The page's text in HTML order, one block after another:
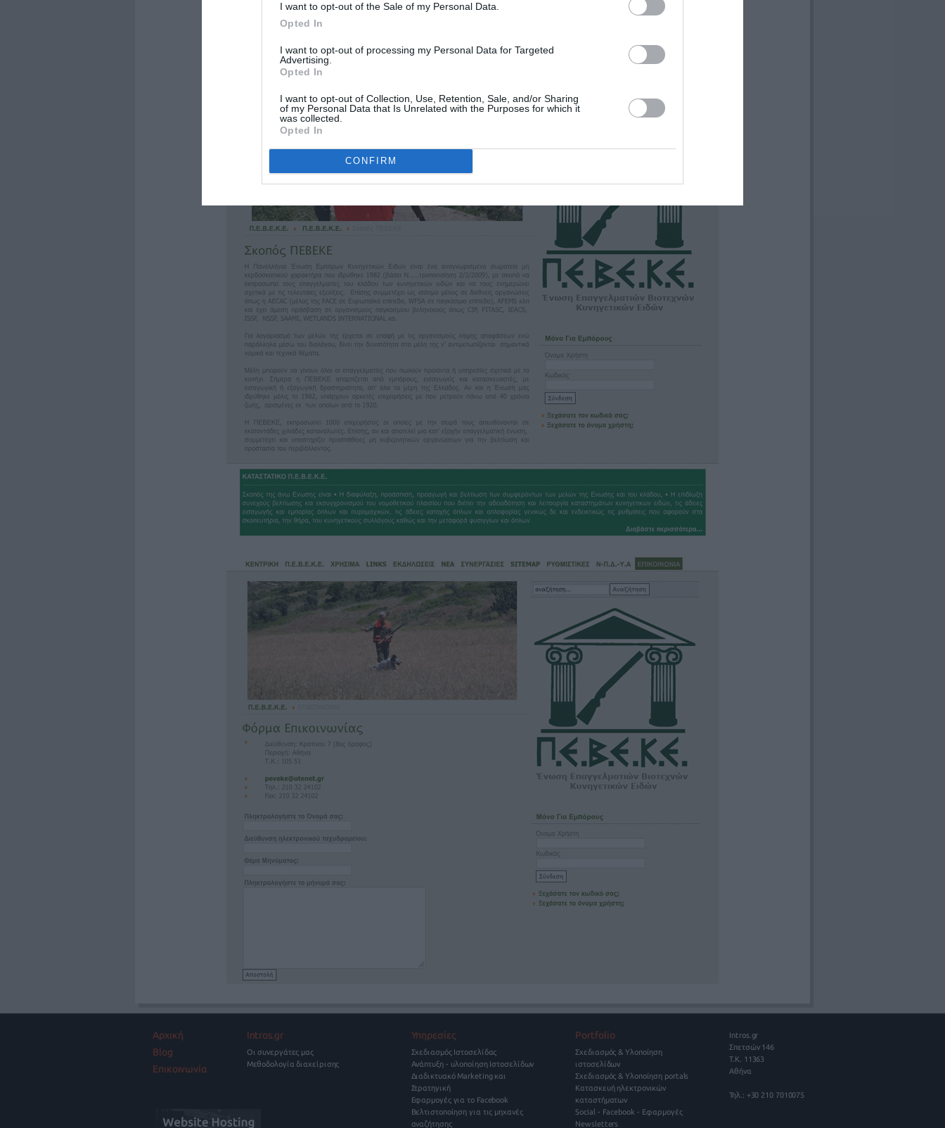
I want to opt-out of the Sale of my Personal Data.
Opted In
I want to opt-out of processing my Personal Data for Targeted
Advertising.
Opted In
I want to opt-out of Collection, Use, Retention, Sale, and/or Sharing
of my Personal Data that Is Unrelated with the Purposes for which it
was collected.
Opted In
CONFIRM
Αρχική
Blog
Επικοινωνία
Intros.gr
Οι συνεργάτες μας
Μεθοδολογία διαχείρισης
Υπηρεσίες
Σχεδιασμός Ιστοσελίδας
Ανάπτυξη - υλοποίηση Ιστοσελίδων
Διαδικτυακό Marketing και
Στρατηγική
Εφαρμογές για το Facebook
Βελτιστοποίηση για τις μηχανές
αναζήτησης
Portfolio
Σχεδιασμός & Υλοποίηση
ιστοσελίδων
Σχεδιασμός & Υλοποίηση portals
Κατασκευή ηλεκτρονικών
καταστήματων
Social - Facebook - Εφαρμογές
Newsletters
Intros.gr
Σπετσών 146
Τ.Κ. 11363
Αθήνα
Τηλ.: +30 210 7010075